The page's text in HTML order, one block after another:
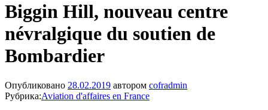
Biggin Hill, nouveau centre
névralgique du soutien de
Bombardier
Опубликовано 28.02.2019 автором cofradmin
Рубрика:Aviation d'affaires en France